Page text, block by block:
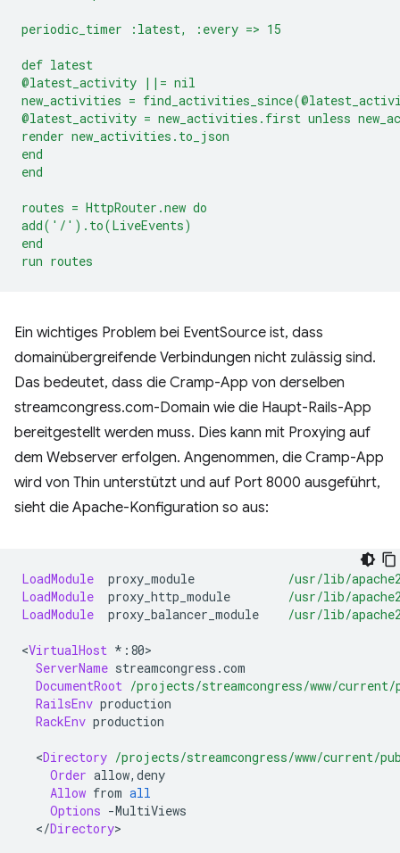
periodic_timer :latest, :every => 15
def latest
@latest_activity ||= nil
new_activities =
@latest_activity = new_activities.first unless
render new_activities.to_json
end
end
routes = HttpRouter.new do
add('/').to(LiveEvents)
end
run routes
Ein wichtiges Problem bei EventSource ist, dass
domainübergreifende Verbindungen nicht zulässig sind.
Das bedeutet, dass die Cramp-App von derselben
streamcongress.com-Domain wie die Haupt-Rails-App
bereitgestellt werden muss. Dies kann mit Proxying auf
dem Webserver erfolgen. Angenommen, die Cramp-App
wird von Thin unterstützt und auf Port 8000 ausgeführt,
sieht die Apache-Konfiguration so aus:
LoadModule proxy_module
/usr/lib/
LoadModule
proxy_http_module
/usr/lib/
LoadModule
proxy_balancer_module /usr/lib/
<VirtualHost
ServerName
DocumentRoot /projects/streamcongress/www/
RailsEnv
RackEnv production
<Directory /projects/streamcongress/www/current/
Order
Allow from all
Options
</Directory>